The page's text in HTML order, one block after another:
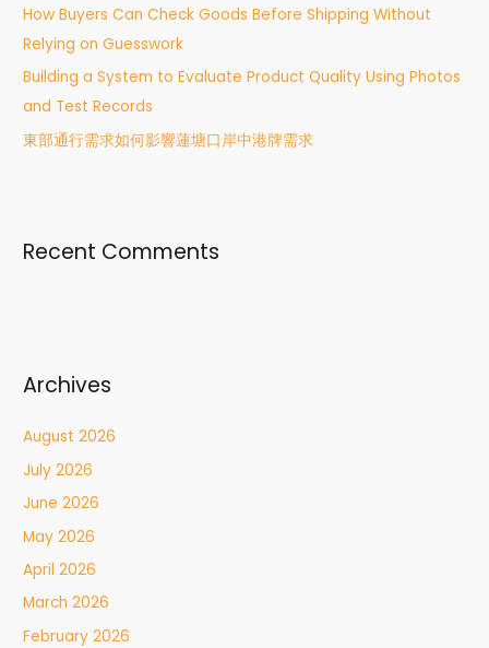
How Buyers Can Check Goods Before Shipping Without
Relying on Guesswork
Building a System to Evaluate Product Quality Using Photos
and Test Records
東部通行需求如何影響蓮塘口岸中港牌需求
Recent Comments
Archives
August 2026
July 2026
June 2026
May 2026
April 2026
March 2026
February 2026